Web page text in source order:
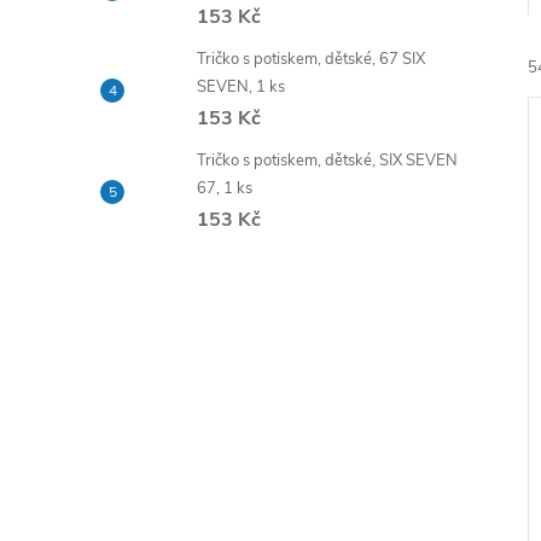
l
153 Kč
Tričko s potiskem, dětské, 67 SIX
SEVEN, 1 ks
153 Kč
Tričko s potiskem, dětské, SIX SEVEN
67, 1 ks
153 Kč
a